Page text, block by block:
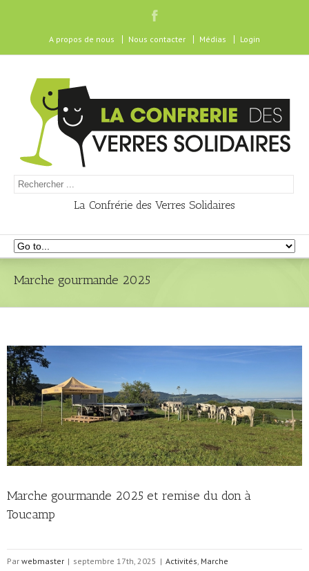
A propos de nous Nous contacter Médias Login
La Confrérie des Verres Solidaires
Marche gourmande 2025
Marche gourmande 2025 et remise du don à
Toucamp
Par webmaster | septembre 17th, 2025 | Activités, Marche